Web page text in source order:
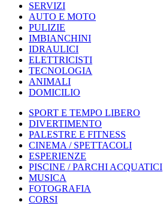
SERVIZI
AUTO E MOTO
PULIZIE
IMBIANCHINI
IDRAULICI
ELETTRICISTI
TECNOLOGIA
ANIMALI
DOMICILIO
SPORT E TEMPO LIBERO
DIVERTIMENTO
PALESTRE E FITNESS
CINEMA / SPETTACOLI
ESPERIENZE
PISCINE / PARCHI ACQUATICI
MUSICA
FOTOGRAFIA
CORSI